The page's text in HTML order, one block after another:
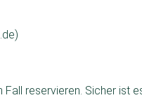
reservieren. Sicher ist